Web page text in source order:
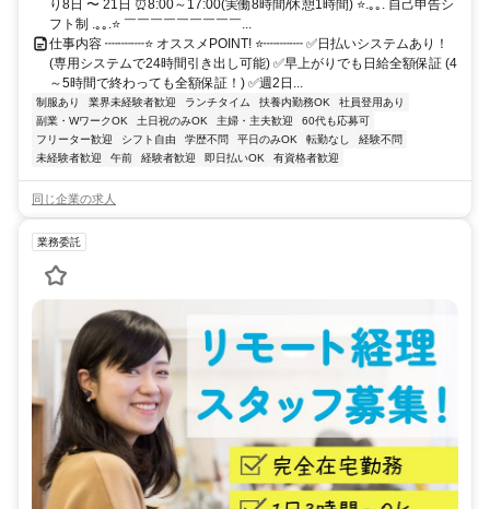
り8日 〜 21日 ⏰8:00～17:00(実働8時間/休憩1時間) ⭐.｡｡. 自己申告シ
フト制 .｡｡.⭐ ￣￣￣￣￣￣￣￣￣...
仕事内容 ┉┉┉⭐ オススメPOINT! ⭐┉┉┉ ✅日払いシステムあり！
(専用システムで24時間引き出し可能) ✅早上がりでも日給全額保証 (4
～5時間で終わっても全額保証！) ✅週2日...
制服あり 業界未経験者歓迎 ランチタイム 扶養内勤務OK
社員登用あり
副業・WワークOK
土日祝のみOK 主婦・主夫歓迎
60代も応募可
フリーター歓迎
シフト自由 学歴不問 平日のみOK 転勤なし
経験不問
未経験者歓迎
午前 経験者歓迎 即日払いOK 有資格者歓迎
同じ企業の求人
業務委託